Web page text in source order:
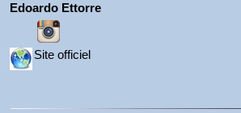
Edoardo Ettorre
Site officiel